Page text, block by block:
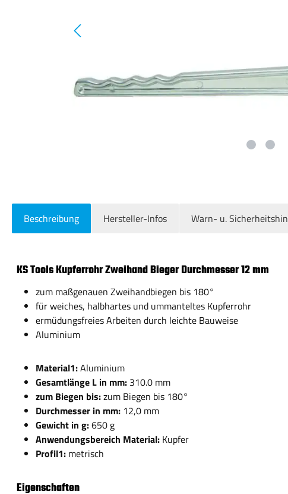
Beschreibung Hersteller-Infos Warn- u.
KS Tools Kupferrohr Zweihand Bieger Durchmesser 12 mm
zum maßgenauen Zweihandbiegen bis 180°
für weiches, halbhartes und ummanteltes Kupferrohr
ermüdungsfreies Arbeiten durch leichte Bauweise
Aluminium
Material1:Aluminium
Gesamtlänge L in mm: 310.0 mm
zum Biegen bis:zum Biegen bis 180°
Durchmesser in mm: 12,0 mm
Gewicht in g:650 g
Anwendungsbereich Material: Kupfer
Profil1: metrisch
Eigenschaften